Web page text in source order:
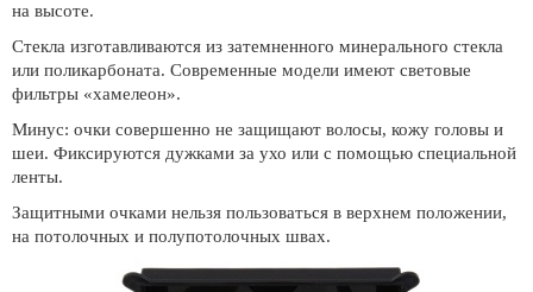
на высоте.
Стекла изготавливаются из затемненного минерального стекла
или поликарбоната. Современные модели имеют световые
фильтры «хамелеон».
Минус: очки совершенно не защищают волосы, кожу головы и
шеи. Фиксируются дужками за ухо или с помощью специальной
ленты.
Защитными очками нельзя пользоваться в верхнем положении,
на потолочных и полупотолочных швах.